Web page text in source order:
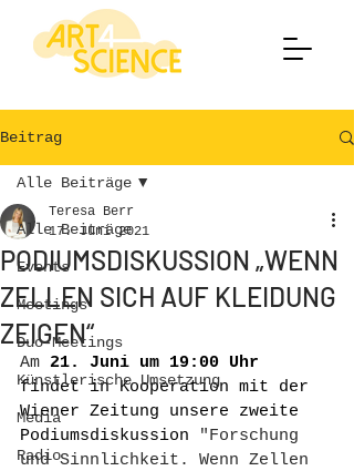
Beitrag
Alle Beiträge
Events
Meetings
Duo-Meetings
Künstlerische Umsetzung
Media
Radio
Alle Beiträge
PODIUMSDISKUSSION „WENN
ZELLEN SICH AUF KLEIDUNG
ZEIGEN“
Teresa Berr
17. Juni 2021
Am 21. Juni um 19:00 Uhr
findet in Kooperation mit der
Wiener Zeitung unsere zweite
Podiumsdiskussion
"Forschung
und Sinnlichkeit. Wenn Zellen